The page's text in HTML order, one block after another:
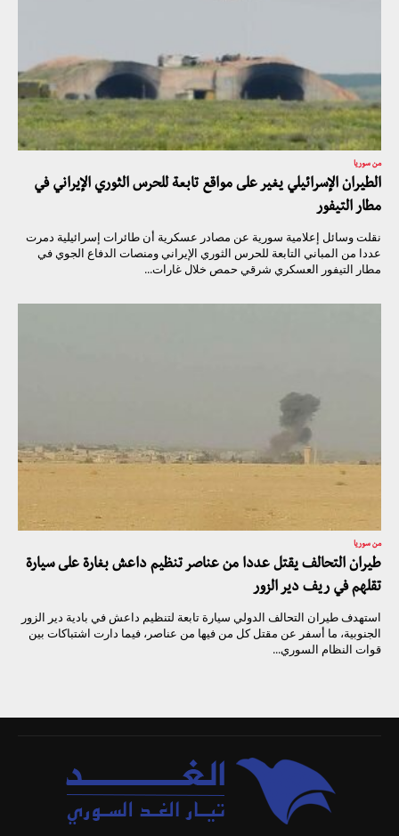
من سوريا
الطيران الإسرائيلي يغير على مواقع تابعة للحرس الثوري الإيراني في
مطار التيفور
نقلت وسائل إعلامية سورية عن مصادر عسكرية أن طائرات إسرائيلية دمرت
عددا من المباني التابعة للحرس الثوري الإيراني ومنصات الدفاع الجوي في
مطار التيفور العسكري شرقي حمص خلال غارات...
من سوريا
طيران التحالف يقتل عددا من عناصر تنظيم داعش بغارة على سيارة
تقلهم في ريف دير الزور
استهدف طيران التحالف الدولي سيارة تابعة لتنظيم داعش في بادية دير الزور
الجنوبية، ما أسفر عن مقتل كل من فيها من عناصر، فيما دارت اشتباكات بين
قوات النظام السوري...